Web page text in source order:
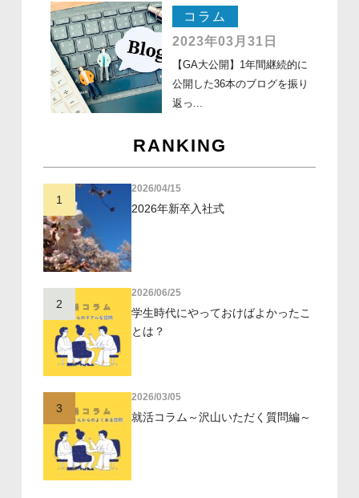
コラム
2023年03月31日
【GA大公開】1年間継続的に
公開した36本のブログを振り
返っ...
RANKING
1
2026/04/15
2026年新卒入社式
2
2026/06/25
学生時代にやっておけばよかったこ
とは？
3
2026/03/05
就活コラム～沢山いただく質問編～